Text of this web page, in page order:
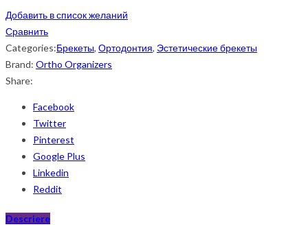
Добавить в список желаний
Сравнить
Categories:Брекеты, Ортодонтия, Эстетические брекеты
Brand: Ortho Organizers
Share:
Facebook
Twitter
Pinterest
Google Plus
Linkedin
Reddit
Descriere